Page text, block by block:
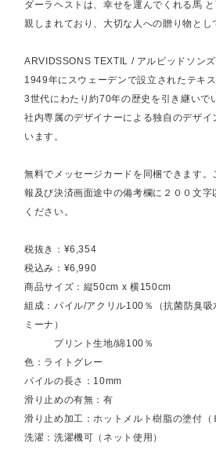
ダーラヘストは、幸せを運んでくれる馬
親しまれており、大切な人への贈り物とし
ARVIDSSONS TEXTIL / アルビッドソンズ
1949年にスウェーデンで設立されたテキス
3世代にわたり約70年の歴史を引き継いで
社内専属のデザイナーによる独自のデザイ
います。
無料でメッセージカードを同梱できます
報及び決済画面途中の備考欄に２００文字
ください。
税抜き：¥6,354
税込み：¥6,990
商品サイズ：縦50cm x 横150cm
組成：パイル/アクリル100％（抗菌防臭
ミーナ）
プリント生地/綿100％
色：ライトグレー
パイルの長さ：10mm
滑り止めの有無：有
滑り止め加工：ホットメルト樹脂の塗付（
洗濯：洗濯機可（ネット使用）